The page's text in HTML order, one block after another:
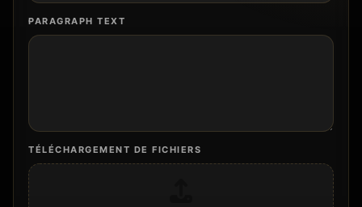
PARAGRAPH TEXT
TÉLÉCHARGEMENT DE FICHIERS